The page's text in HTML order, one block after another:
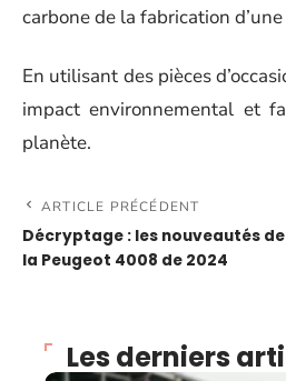
carbone de la fabrication
En utilisant des pièces
impact environnemental et
planète.
ARTICLE PRÉCÉDENT
Décryptage : les nouveautés de
la Peugeot 4008 de 2024
Les derniers